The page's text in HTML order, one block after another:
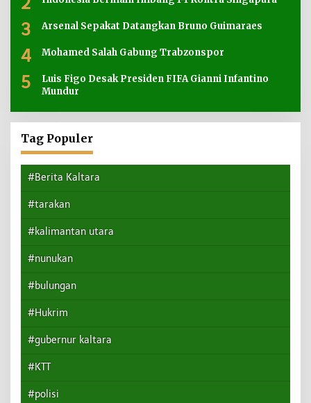
3 Arsenal Sepakat Datangkan Bruno Guimaraes
4 Mohamed Salah Gabung Trabzonspor
5
Luis Figo Desak Presiden FIFA Gianni Infantino
Mundur
Tag Populer
#Berita Kaltara
#tarakan
#kalimantan utara
#nunukan
#bulungan
#Hukrim
#gubernur kaltara
#KTT
#polisi